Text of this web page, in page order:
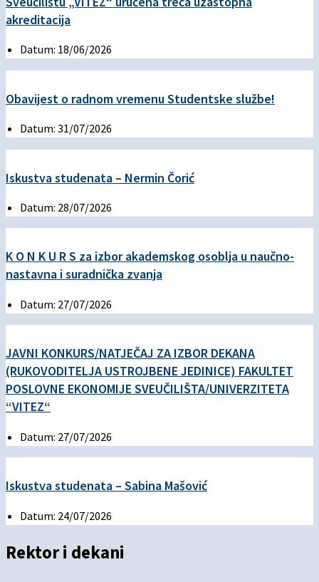
akreditacija
Datum: 18/06/2026
Obavijest o radnom vremenu Studentske službe!
Datum: 31/07/2026
Iskustva studenata – Nermin Čorić
Datum: 28/07/2026
K O N K U R S za izbor akademskog osoblja u naučno-
nastavna i suradnička zvanja
Datum: 27/07/2026
JAVNI KONKURS/NATJEČAJ ZA IZBOR DEKANA
(RUKOVODITELJA USTROJBENE JEDINICE) FAKULTET
POSLOVNE EKONOMIJE SVEUČILIŠTA/UNIVERZITETA
“VITEZ“
Datum: 27/07/2026
Iskustva studenata – Sabina Mašović
Datum: 24/07/2026
Rektori dekani